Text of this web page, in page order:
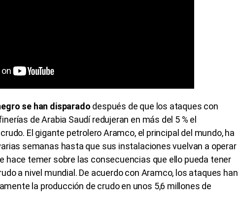
se han disparado después de que los ataques con
de Arabia Saudí redujeran en más del 5 % el
El gigante petrolero Aramco, el principal del mundo, ha
semanas hasta que sus instalaciones vuelvan a operar
hace temer sobre las consecuencias que ello pueda tener
a nivel mundial. De acuerdo con Aramco, los ataques han
la producción de crudo en unos 5,6 millones de